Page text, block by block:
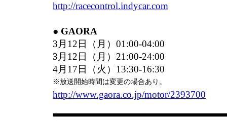
http://racecontrol.indycar.com
● GAORA
3月12日（月）01:00-04:00
3月12日（月）21:00-24:00
4月17日（火）13:30-16:30
※放送開始時間は変更の場合あり。
http://www.gaora.co.jp/motor/2393700